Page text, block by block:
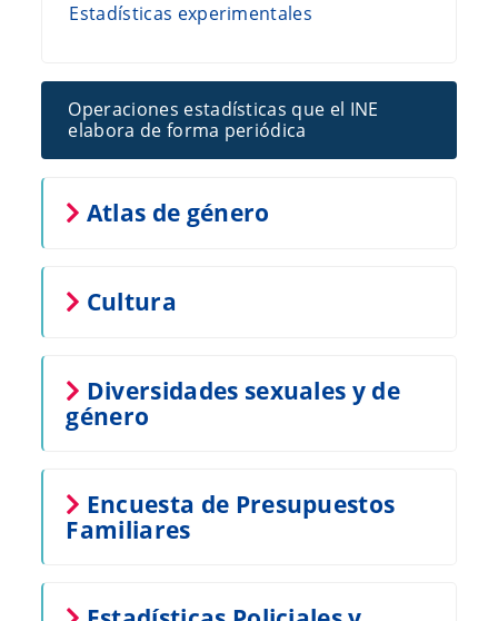
Estadísticas experimentales
Operaciones estadísticas que el INE
elabora de forma periódica
Atlas de género
Cultura
Diversidades sexuales y de
género
Encuesta de Presupuestos
Familiares